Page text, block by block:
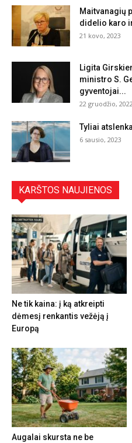
Maitvanagių
didelio karo
21 kovo, 2023
Ligita
ministro S.
gyventojai...
22 gruodžio, 2022
Tyliai
6 sausio, 2023
KARŠTOS NAUJIENOS
Ne tik kaina: į ką atkreipti
dėmesį renkantis vežėją į
Europą
Augalai skursta ne be